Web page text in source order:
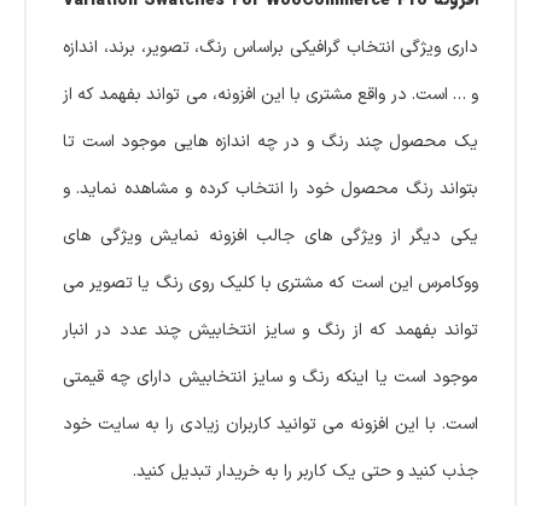
داری ویژگی انتخاب گرافیکی براساس رنگ، تصویر، برند، اندازه
و … است. در واقع مشتری با این افزونه، می تواند بفهمد که از
یک محصول چند رنگ و در چه اندازه هایی موجود است تا
بتواند رنگ محصول خود را انتخاب کرده و مشاهده نماید. و
یکی دیگر از ویژگی های جالب افزونه نمایش ویژگی های
ووکامرس این است که مشتری با کلیک روی رنگ یا تصویر می
تواند بفهمد که از رنگ و سایز انتخابیش چند عدد در انبار
موجود است یا اینکه رنگ و سایز انتخابیش دارای چه قیمتی
است. با این افزونه می توانید کاربران زیادی را به سایت خود
جذب کنید و حتی یک کاربر را به خریدار تبدیل کنید.